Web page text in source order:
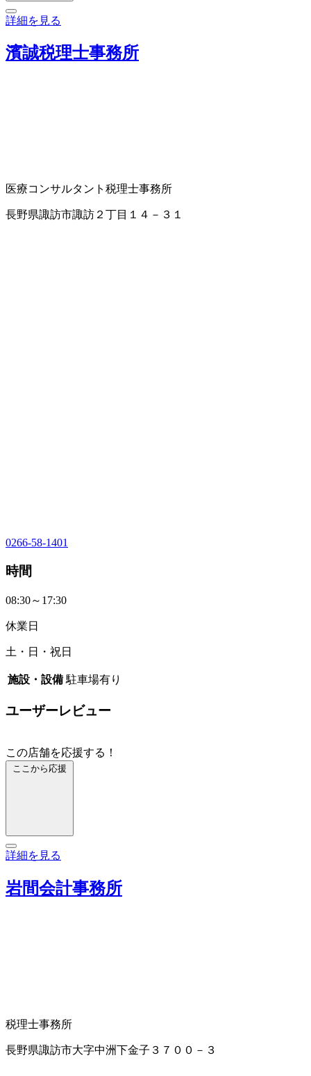
詳細を見る
濱誠税理士事務所
医療コンサルタント 税理士事務所
長野県諏訪市諏訪２丁目１４－３１
0266-58-1401
時間
08:30～17:30
休業日
土・日・祝日
施設・設備 駐車場有り
ユーザーレビュー
この店舗を応援する！
ここから応援
詳細を見る
岩間会計事務所
税理士事務所
長野県諏訪市大字中洲下金子３７００－３